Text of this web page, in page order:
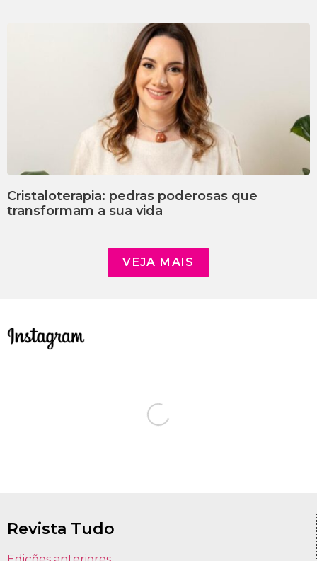
Cristaloterapia: pedras poderosas que
transformam a sua vida
VEJA MAIS
Revista Tudo